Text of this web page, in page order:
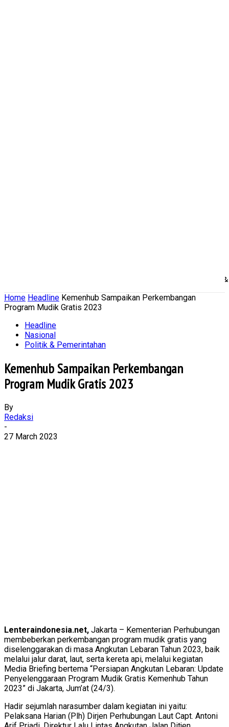
Politik
Home Headline Kemenhub Sampaikan Perkembangan
Program Mudik Gratis 2023
Headline
Nasional
Politik & Pemerintahan
Kemenhub Sampaikan Perkembangan
Program Mudik Gratis 2023
By
Redaksi
-
27 March 2023
Lenteraindonesia.net, Jakarta – Kementerian Perhubungan
membeberkan perkembangan program mudik gratis yang
diselenggarakan di masa Angkutan Lebaran Tahun 2023, baik
melalui jalur darat, laut, serta kereta api, melalui kegiatan
Media Briefing bertema “Persiapan Angkutan Lebaran: Update
Penyelenggaraan Program Mudik Gratis Kemenhub Tahun
2023” di Jakarta, Jum’at (24/3).
Hadir sejumlah narasumber dalam kegiatan ini yaitu:
Pelaksana Harian (Plh) Dirjen Perhubungan Laut Capt. Antoni